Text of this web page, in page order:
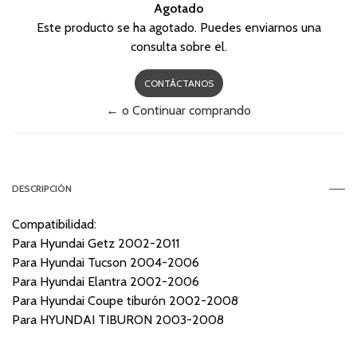
Agotado
Este producto se ha agotado. Puedes enviarnos una
consulta sobre el.
CONTÁCTANOS
← o Continuar comprando
DESCRIPCIÓN
Compatibilidad:
Para Hyundai Getz 2002-2011
Para Hyundai Tucson 2004-2006
Para Hyundai Elantra 2002-2006
Para Hyundai Coupe tiburón 2002-2008
Para HYUNDAI TIBURON 2003-2008